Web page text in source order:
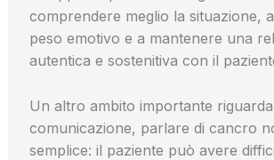
comprendere meglio la situazione,
peso emotivo e a mantenere una
autentica e sostenitiva con il
Un altro ambito importante
comunicazione, parlare di cancro
semplice: il paziente può avere